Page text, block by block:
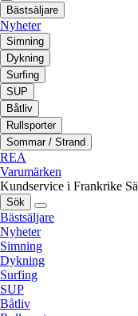
Bästsäljare
Nyheter
Simning
Dykning
Surfing
SUP
Båtliv
Rullsporter
Sommar / Strand
REA
Varumärken
Kundservice i Frankrike
Sök
Bästsäljare
Nyheter
Simning
Dykning
Surfing
SUP
Båtliv